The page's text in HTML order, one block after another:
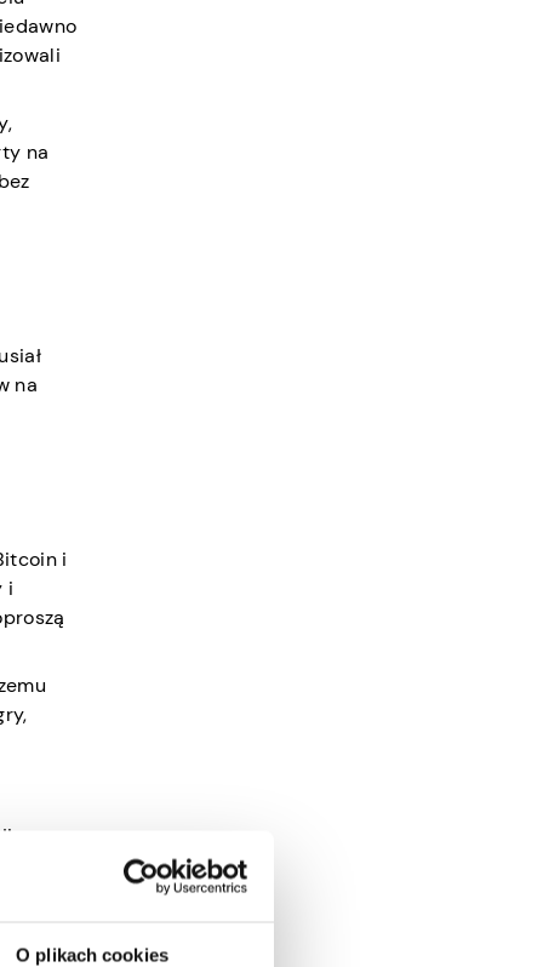
O plikach cookies
na
na
i
i